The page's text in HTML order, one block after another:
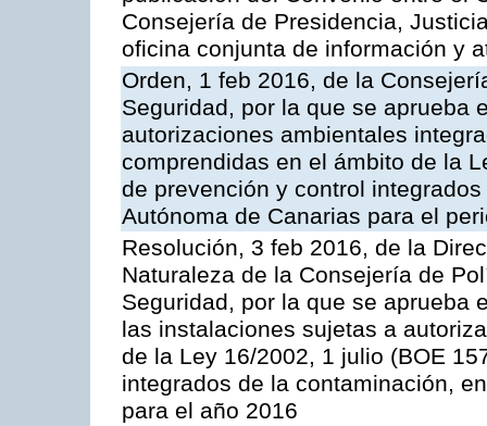
Consejería de Presidencia,
oficina conjunta de información y
Orden, 1 feb 2016, de la
Seguridad, por la que se aprueba
autorizaciones ambientales
comprendidas en el ámbito de la
de prevención y control
Autónoma de Canarias para el
Resolución, 3 feb 2016, de la
Naturaleza de la Consejería de
Seguridad, por la que se aprueba
las instalaciones sujetas a
de la Ley 16/2002, 1 julio (BOE
integrados de la contaminación,
para el año 2016